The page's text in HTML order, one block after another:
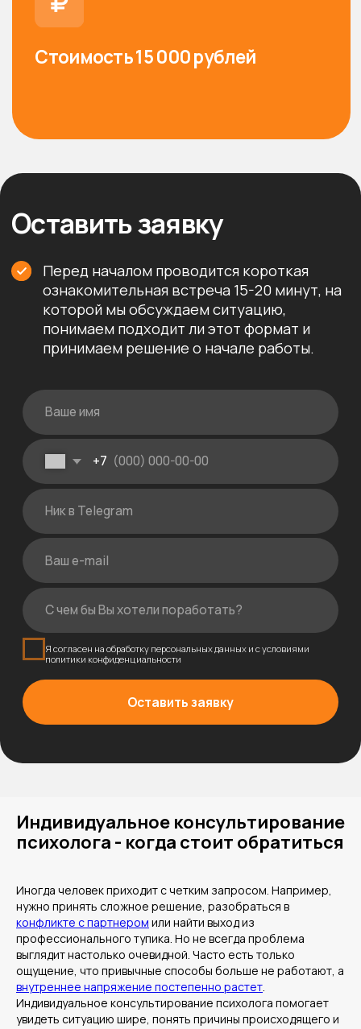
Индивидуальное консультирование
психолога - когда стоит обратиться
Иногда человек приходит с четким запросом. Например,
нужно принять сложное решение, разобраться в
конфликте с партнером или найти выход из
профессионального тупика. Но не всегда проблема
выглядит настолько очевидной. Часто есть только
ощущение, что привычные способы больше не работают, а
внутреннее напряжение постепенно растет.
Индивидуальное консультирование психолога помогает
увидеть ситуацию шире, понять причины происходящего и